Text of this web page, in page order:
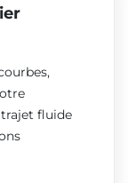
fluide